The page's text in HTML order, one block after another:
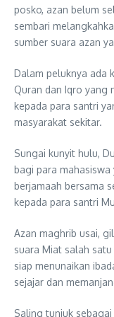
posko, azan belum
sembari
sumber suara azan
Dalam peluknya ada
Quran dan Iqro yang
kepada para santri
masyarakat sekitar.
Sungai kunyit hulu,
bagi para
berjamaah bersama
kepada para santri
Azan maghrib usai,
suara Miat salah satu
siap menunaikan
sejajar dan
Saling tunjuk